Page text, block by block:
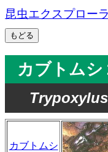
昆虫エクスプローラ
カブトムシ
カブトムシ